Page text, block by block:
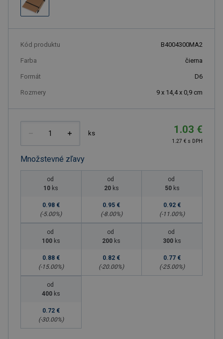
Kód produktu B4004300MA2
Farba čierna
Formát D6
Rozmery 9 x 14,4 x 0,9 cm
ks 1.03 €
1.27 € s DPH
Množstevné zľavy
od
10 ks
0.98 €
(-5.00%)
od
20 ks
0.95 €
(-8.00%)
od
50 ks
0.92 €
(-11.00%)
od
100 ks
0.88 €
(-15.00%)
od
200 ks
0.82 €
(-20.00%)
od
300 ks
0.77 €
(-25.00%)
od
400 ks
0.72 €
(-30.00%)